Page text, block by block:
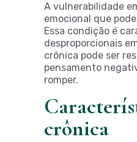
A vulnerabilidade
emocional que
Essa condição é
desproporcionais
crônica pode ser
pensamento
romper.
crônica